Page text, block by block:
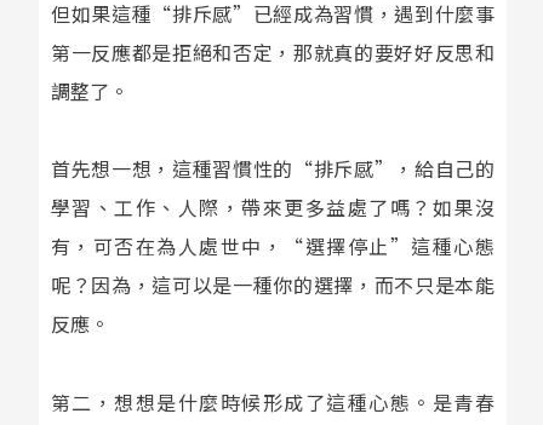
但如果這種“排斥感”已經成為習慣，遇到什麼事
第一反應都是拒絕和否定，那就真的要好好反思和
調整了。
首先想一想，這種習慣性的“排斥感”，給自己的
學習、工作、人際，帶來更多益處了嗎？如果沒
有，可否在為人處世中，“選擇停止”這種心態
呢？因為，這可以是一種你的選擇，而不只是本能
反應。
第二，想想是什麼時候形成了這種心態。是青春